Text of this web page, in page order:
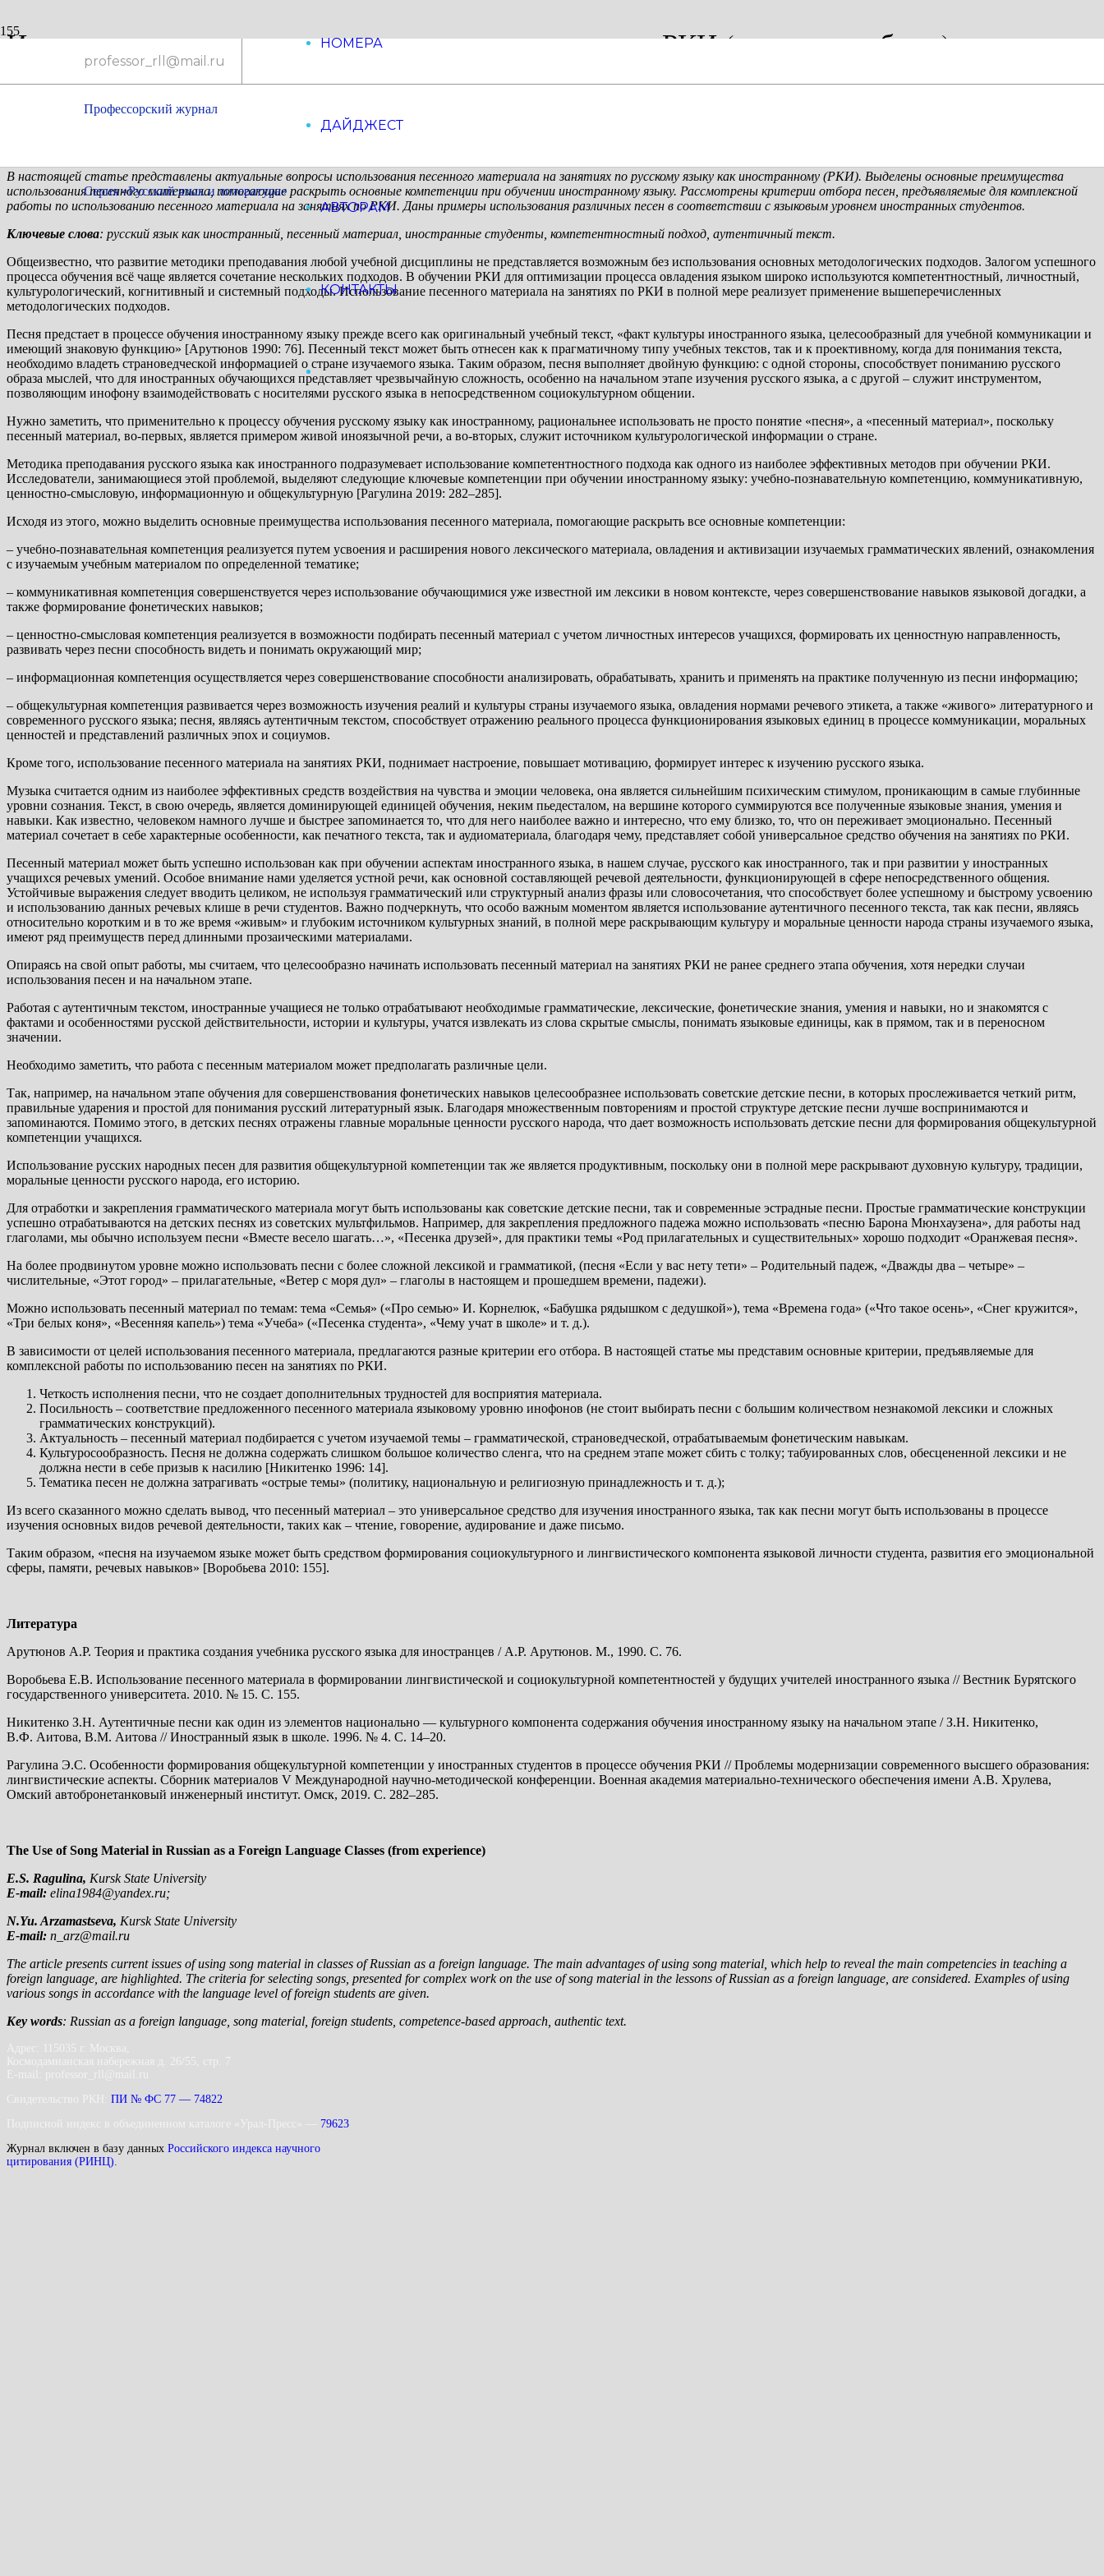
professor_rll@mail.ru
Профессорский журнал
Серия «Русский язык и литература»
НОМЕРА
ДАЙДЖЕСТ
АВТОРАМ
КОНТАКТЫ
Использование песенного материала на занятиях по РКИ (из опыта работы)
elina1984@yandex.ru;
Курский государственный университет
В настоящей статье представлены актуальные вопросы использования песенного материала на занятиях по русскому языку как иностранному (РКИ). Выделены основные преимущества
использования песенного материала, помогающие раскрыть основные компетенции при обучении иностранному языку. Рассмотрены критерии отбора песен, предъявляемые для комплексной
работы по использованию песенного материала на занятиях по РКИ. Даны примеры использования различных песен в соответствии с языковым уровнем иностранных студентов.
Ключевые слова: русский язык как иностранный, песенный материал, иностранные студенты, компетентностный подход, аутентичный текст.
Общеизвестно, что развитие методики преподавания любой учебной дисциплины не представляется возможным без использования основных методологических подходов. Залогом успешного
процесса обучения всё чаще является сочетание нескольких подходов. В обучении РКИ для оптимизации процесса овладения языком широко используются компетентностный, личностный,
культурологический, когнитивный и системный подходы. Использование песенного материала на занятиях по РКИ в полной мере реализует применение вышеперечисленных
методологических подходов.
Песня предстает в процессе обучения иностранному языку прежде всего как оригинальный учебный текст, «факт культуры иностранного языка, целесообразный для учебной коммуникации и
имеющий знаковую функцию» [Арутюнов 1990: 76]. Песенный текст может быть отнесен как к прагматичному типу учебных текстов, так и к проективному, когда для понимания текста,
необходимо владеть страноведческой информацией о стране изучаемого языка. Таким образом, песня выполняет двойную функцию: с одной стороны, способствует пониманию русского
образа мыслей, что для иностранных обучающихся представляет чрезвычайную сложность, особенно на начальном этапе изучения русского языка, а с другой – служит инструментом,
позволяющим инофону взаимодействовать с носителями русского языка в непосредственном социокультурном общении.
Нужно заметить, что применительно к процессу обучения русскому языку как иностранному, рациональнее использовать не просто понятие «песня», а «песенный материал», поскольку
песенный материал, во-первых, является примером живой иноязычной речи, а во-вторых, служит источником культурологической информации о стране.
Методика преподавания русского языка как иностранного подразумевает использование компетентностного подхода как одного из наиболее эффективных методов при обучении РКИ.
Исследователи, занимающиеся этой проблемой, выделяют следующие ключевые компетенции при обучении иностранному языку: учебно-познавательную компетенцию, коммуникативную,
ценностно-смысловую, информационную и общекультурную [Рагулина 2019: 282–285].
Исходя из этого, можно выделить основные преимущества использования песенного материала, помогающие раскрыть все основные компетенции:
– учебно-познавательная компетенция реализуется путем усвоения и расширения нового лексического материала, овладения и активизации изучаемых грамматических явлений, ознакомления
с изучаемым учебным материалом по определенной тематике;
– коммуникативная компетенция совершенствуется через использование обучающимися уже известной им лексики в новом контексте, через совершенствование навыков языковой догадки, а
также формирование фонетических навыков;
– ценностно-смысловая компетенция реализуется в возможности подбирать песенный материал с учетом личностных интересов учащихся, формировать их ценностную направленность,
развивать через песни способность видеть и понимать окружающий мир;
– информационная компетенция осуществляется через совершенствование способности анализировать, обрабатывать, хранить и применять на практике полученную из песни информацию;
– общекультурная компетенция развивается через возможность изучения реалий и культуры страны изучаемого языка, овладения нормами речевого этикета, а также «живого» литературного и
современного русского языка; песня, являясь аутентичным текстом, способствует отражению реального процесса функционирования языковых единиц в процессе коммуникации, моральных
ценностей и представлений различных эпох и социумов.
Кроме того, использование песенного материала на занятиях РКИ, поднимает настроение, повышает мотивацию, формирует интерес к изучению русского языка.
Музыка считается одним из наиболее эффективных средств воздействия на чувства и эмоции человека, она является сильнейшим психическим стимулом, проникающим в самые глубинные
уровни сознания. Текст, в свою очередь, является доминирующей единицей обучения, неким пьедесталом, на вершине которого суммируются все полученные языковые знания, умения и
навыки. Как известно, человеком намного лучше и быстрее запоминается то, что для него наиболее важно и интересно, что ему близко, то, что он переживает эмоционально. Песенный
материал сочетает в себе характерные особенности, как печатного текста, так и аудиоматериала, благодаря чему, представляет собой универсальное средство обучения на занятиях по РКИ.
Песенный материал может быть успешно использован как при обучении аспектам иностранного языка, в нашем случае, русского как иностранного, так и при развитии у иностранных
учащихся речевых умений. Особое внимание нами уделяется устной речи, как основной составляющей речевой деятельности, функционирующей в сфере непосредственного общения.
Устойчивые выражения следует вводить целиком, не используя грамматический или структурный анализ фразы или словосочетания, что способствует более успешному и быстрому усвоению
и использованию данных речевых клише в речи студентов. Важно подчеркнуть, что особо важным моментом является использование аутентичного песенного текста, так как песни, являясь
относительно коротким и в то же время «живым» и глубоким источником культурных знаний, в полной мере раскрывающим культуру и моральные ценности народа страны изучаемого языка,
имеют ряд преимуществ перед длинными прозаическими материалами.
Опираясь на свой опыт работы, мы считаем, что целесообразно начинать использовать песенный материал на занятиях РКИ не ранее среднего этапа обучения, хотя нередки случаи
использования песен и на начальном этапе.
Работая с аутентичным текстом, иностранные учащиеся не только отрабатывают необходимые грамматические, лексические, фонетические знания, умения и навыки, но и знакомятся с
фактами и особенностями русской действительности, истории и культуры, учатся извлекать из слова скрытые смыслы, понимать языковые единицы, как в прямом, так и в переносном
значении.
Необходимо заметить, что работа с песенным материалом может предполагать различные цели.
Так, например, на начальном этапе обучения для совершенствования фонетических навыков целесообразнее использовать советские детские песни, в которых прослеживается четкий ритм,
правильные ударения и простой для понимания русский литературный язык. Благодаря множественным повторениям и простой структуре детские песни лучше воспринимаются и
запоминаются. Помимо этого, в детских песнях отражены главные моральные ценности русского народа, что дает возможность использовать детские песни для формирования общекультурной
компетенции учащихся.
Использование русских народных песен для развития общекультурной компетенции так же является продуктивным, поскольку они в полной мере раскрывают духовную культуру, традиции,
моральные ценности русского народа, его историю.
Для отработки и закрепления грамматического материала могут быть использованы как советские детские песни, так и современные эстрадные песни. Простые грамматические конструкции
успешно отрабатываются на детских песнях из советских мультфильмов. Например, для закрепления предложного падежа можно использовать «песню Барона Мюнхаузена», для работы над
глаголами, мы обычно используем песни «Вместе весело шагать…», «Песенка друзей», для практики темы «Род прилагательных и существительных» хорошо подходит «Оранжевая песня».
На более продвинутом уровне можно использовать песни с более сложной лексикой и грамматикой, (песня «Если у вас нету тети» – Родительный падеж, «Дважды два – четыре» –
числительные, «Этот город» – прилагательные, «Ветер с моря дул» – глаголы в настоящем и прошедшем времени, падежи).
Можно использовать песенный материал по темам: тема «Семья» («Про семью» И. Корнелюк, «Бабушка рядышком с дедушкой»), тема «Времена года» («Что такое осень», «Снег кружится»,
«Три белых коня», «Весенняя капель») тема «Учеба» («Песенка студента», «Чему учат в школе» и т. д.).
В зависимости от целей использования песенного материала, предлагаются разные критерии его отбора. В настоящей статье мы представим основные критерии, предъявляемые для
комплексной работы по использованию песен на занятиях по РКИ.
Четкость исполнения песни, что не создает дополнительных трудностей для восприятия материала.
Посильность – соответствие предложенного песенного материала языковому уровню инофонов (не стоит выбирать песни с большим количеством незнакомой лексики и сложных
грамматических конструкций).
Актуальность – песенный материал подбирается с учетом изучаемой темы – грамматической, страноведческой, отрабатываемым фонетическим навыкам.
Культуросообразность. Песня не должна содержать слишком большое количество сленга, что на среднем этапе может сбить с толку; табуированных слов, обесцененной лексики и не
должна нести в себе призыв к насилию [Никитенко 1996: 14].
Тематика песен не должна затрагивать «острые темы» (политику, национальную и религиозную принадлежность и т. д.);
Из всего сказанного можно сделать вывод, что песенный материал – это универсальное средство для изучения иностранного языка, так как песни могут быть использованы в процессе
изучения основных видов речевой деятельности, таких как – чтение, говорение, аудирование и даже письмо.
Таким образом, «песня на изучаемом языке может быть средством формирования социокультурного и лингвистического компонента языковой личности студента, развития его эмоциональной
сферы, памяти, речевых навыков» [Воробьева 2010: 155].
Литература
Арутюнов А.Р. Теория и практика создания учебника русского языка для иностранцев / А.Р. Арутюнов. М., 1990. С. 76.
Воробьева Е.В. Использование песенного материала в формировании лингвистической и социокультурной компетентностей у будущих учителей иностранного языка // Вестник Бурятского
государственного университета. 2010. № 15. С. 155.
Никитенко З.Н. Аутентичные песни как один из элементов национально — культурного компонента содержания обучения иностранному языку на начальном этапе / З.Н. Никитенко,
В.Ф. Аитова, В.М. Аитова // Иностранный язык в школе. 1996. № 4. С. 14–20.
Рагулина Э.С. Особенности формирования общекультурной компетенции у иностранных студентов в процессе обучения РКИ // Проблемы модернизации современного высшего образования:
лингвистические аспекты. Сборник материалов V Международной научно-методической конференции. Военная академия материально-технического обеспечения имени А.В. Хрулева,
Омский автобронетанковый инженерный институт. Омск, 2019. С. 282–285.
The Use of Song Material in Russian as a Foreign Language Classes (from experience)
E.S. Ragulina, Kursk State University
Е-mail: еlina1984@yandex.ru;
N.Yu. Arzamastseva, Kursk State University
Е-mail: n_arz@mail.ru
The article presents current issues of using song material in classes of Russian as a foreign language. The main advantages of using song material, which help to reveal the main competencies in teaching a
foreign language, are highlighted. The criteria for selecting songs, presented for complex work on the use of song material in the lessons of Russian as a foreign language, are considered. Examples of using
various songs in accordance with the language level of foreign students are given.
Key words: Russian as a foreign language, song material, foreign students, competence-based approach, authentic text.
Адрес: 115035 г. Москва,
Космодамианская набережная д. 26/55, стр. 7
E-mail: professor_rll@mail.ru
Свидетельство РКН: ПИ № ФС 77 — 74822
Подписной индекс в объединенном каталоге «Урал-Пресс» — 79623
Журнал включен в базу данных Российского индекса научного
цитирования (РИНЦ).